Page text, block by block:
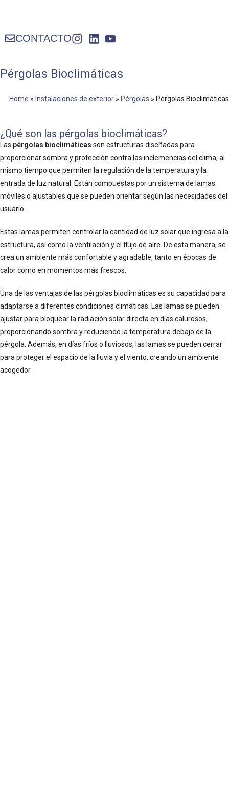
CONTACTO
Pérgolas Bioclimáticas
Home » Instalaciones de exterior » Pérgolas » Pérgolas Bioclimáticas
¿Qué son las pérgolas bioclimáticas?
Las pérgolas bioclimáticas son estructuras diseñadas para
proporcionar sombra y protección contra las inclemencias del clima, al
mismo tiempo que permiten la regulación de la temperatura y la
entrada de luz natural. Están compuestas por un sistema de lamas
móviles o ajustables que se pueden orientar según las necesidades del
usuario.
Estas lamas permiten controlar la cantidad de luz solar que ingresa a la
estructura, así como la ventilación y el flujo de aire. De esta manera, se
crea un ambiente más confortable y agradable, tanto en épocas de
calor como en momentos más frescos.
Una de las ventajas de las pérgolas bioclimáticas es su capacidad para
adaptarse a diferentes condiciones climáticas. Las lamas se pueden
ajustar para bloquear la radiación solar directa en días calurosos,
proporcionando sombra y reduciendo la temperatura debajo de la
pérgola. Además, en días fríos o lluviosos, las lamas se pueden cerrar
para proteger el espacio de la lluvia y el viento, creando un ambiente
acogedor.